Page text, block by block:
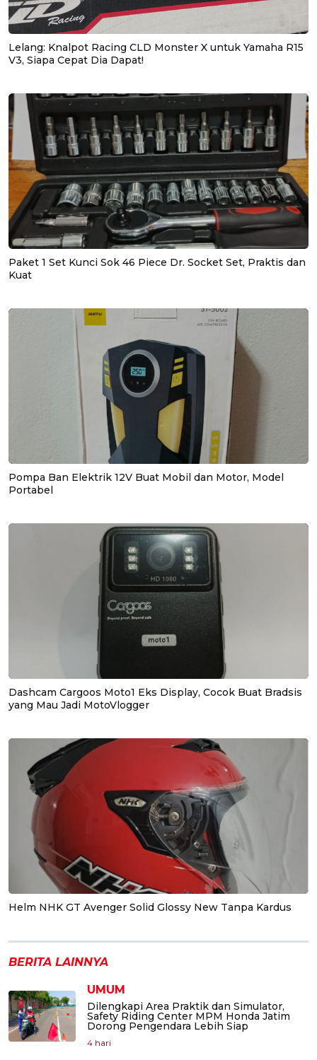
Lelang: Knalpot Racing CLD Monster X untuk Yamaha R15
V3, Siapa Cepat Dia Dapat!
Paket 1 Set Kunci Sok 46 Piece Dr. Socket Set, Praktis dan
Kuat
Pompa Ban Elektrik 12V Buat Mobil dan Motor, Model
Portabel
Dashcam Cargoos Moto1 Eks Display, Cocok Buat Bradsis
yang Mau Jadi MotoVlogger
Helm NHK GT Avenger Solid Glossy New Tanpa Kardus
BERITA LAINNYA
UMUM
Dilengkapi Area Praktik dan Simulator,
Safety Riding Center MPM Honda Jatim
Dorong Pengendara Lebih Siap
4 hari